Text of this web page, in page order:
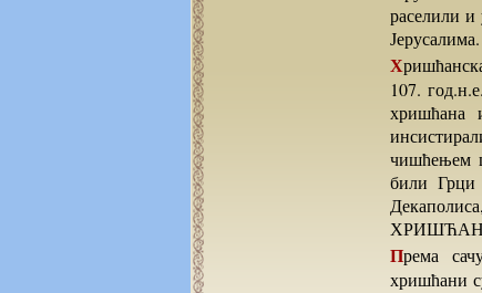
раселили и
Јерусалима.
Хришћанска црква је наставила да живи у изгнанству под вођством епископа Симеона I (62-
107.
хришћана
чишћењем
били Грци
Према сачуваним историјским сведочанствимаодмах након одласка римских војски,
хришћани